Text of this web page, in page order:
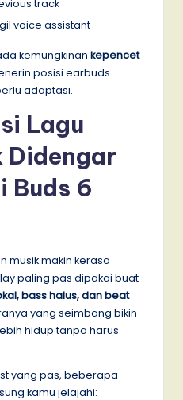
track
voice assistant
kemungkinan kepencet
posisi earbuds.
adaptasi.
Lagu
Didengar
Buds 6
musik makin kerasa
paling pas dipakai buat
bass halus, dan beat
yang seimbang bikin
hidup tanpa harus
yang pas, beberapa
kamu jelajahi: